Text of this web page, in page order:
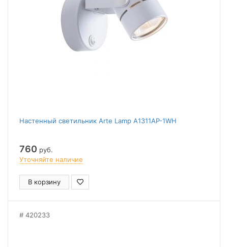
Настенный светильник Arte Lamp A1311AP-1WH
760 руб.
Уточняйте наличие
В корзину
420233